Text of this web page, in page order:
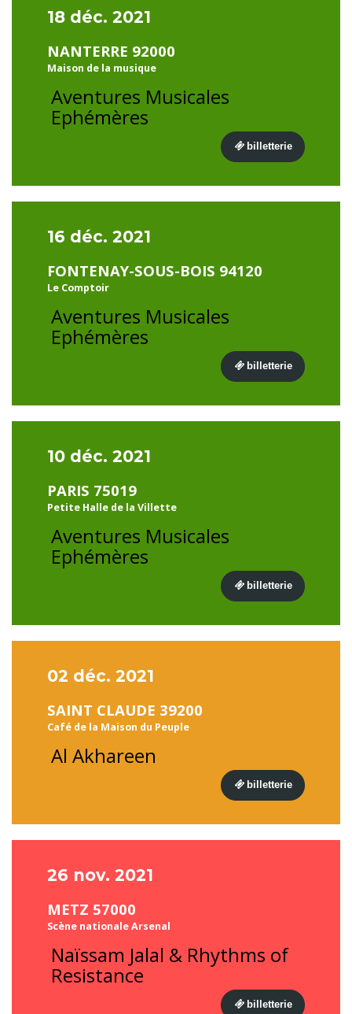
18 déc. 2021
NANTERRE 92000
Maison de la musique
Aventures Musicales
Ephémères
billetterie
16 déc. 2021
FONTENAY-SOUS-BOIS 94120
Le Comptoir
Aventures Musicales
Ephémères
billetterie
10 déc. 2021
PARIS 75019
Petite Halle de la Villette
Aventures Musicales
Ephémères
billetterie
02 déc. 2021
SAINT CLAUDE 39200
Café de la Maison du Peuple
Al Akhareen
billetterie
26 nov. 2021
METZ 57000
Scène nationale Arsenal
Naïssam Jalal & Rhythms of
Resistance
billetterie